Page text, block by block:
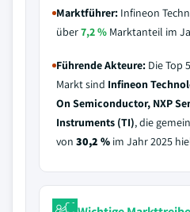
Marktführer: Infineon
über7,2 % Marktanteil im
Führende Akteure: Die Top
Markt sind Infineon
On Semiconductor, NXP
Instruments (TI), die
von 30,2 % im Jahr 2025